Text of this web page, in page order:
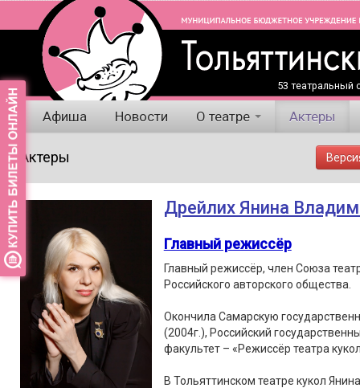
53 театральный
Афиша Новости О театре Актеры
Актеры
Дрейлих Янина
Главный режиссёр
Главный режиссёр, член Союза
Российского авторского общества.
Окончила Самарскую
(2004г.), Российский
факультет – «Режиссёр театра
В Тольяттинском театре кукол